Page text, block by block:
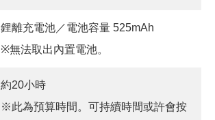
鋰離充電池／電池容量 525mAh
※無法取出內置電池。
約20小時
※此為預算時間。可持續時間或許會按